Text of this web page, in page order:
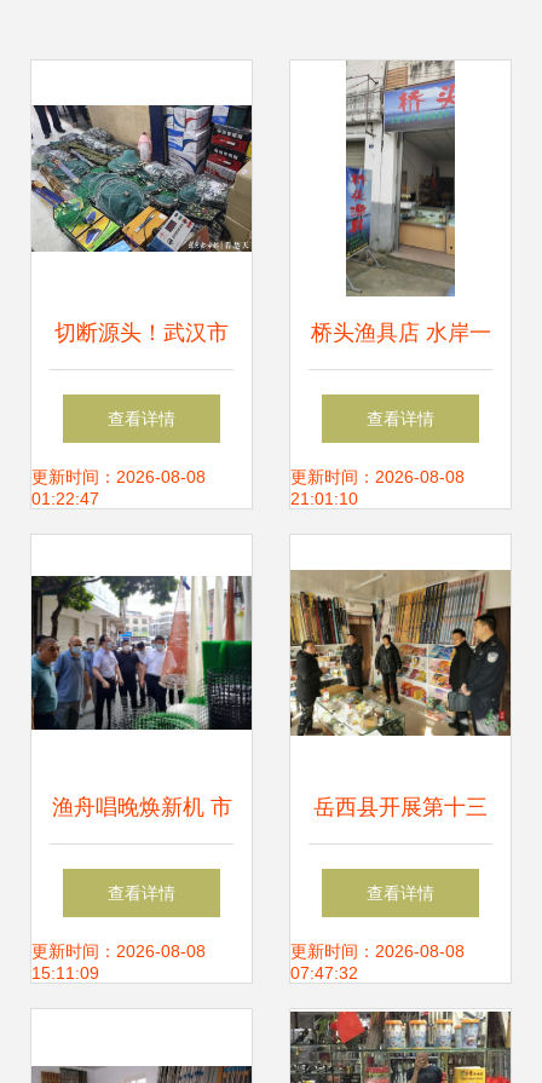
切断源头！武汉市
多部门联合严打禁
用渔具销售
查看详情
更新时间：2026-08-08
01:22:47
桥头渔具店 水岸一
线的物资与情怀
查看详情
更新时间：2026-08-08
21:01:10
渔舟唱晚焕新机 市
商务局探访石鼓镇
渔网渔具与小商品
查看详情
更新时间：2026-08-08
15:11:09
岳西县开展第十三
次长江禁捕联合执
法行动，严查渔具
销售环节
查看详情
更新时间：2026-08-08
07:47:32